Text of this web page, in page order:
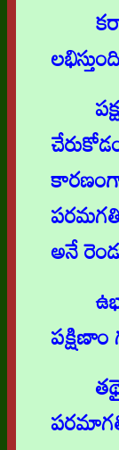
అనే
పక్షిణాం